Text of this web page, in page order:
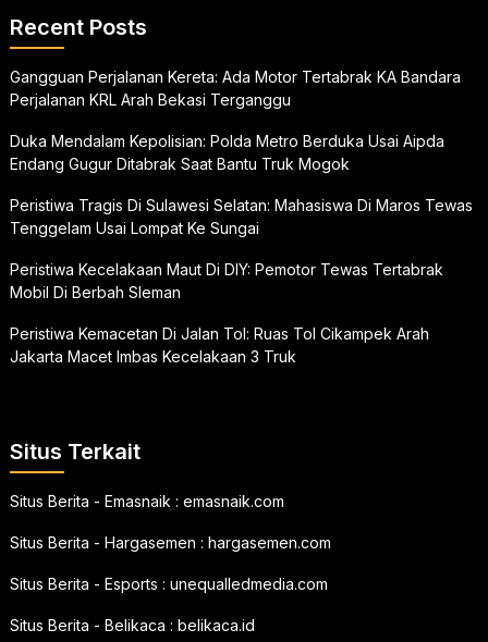
Recent Posts
Gangguan Perjalanan Kereta: Ada Motor Tertabrak KA Bandara
Perjalanan KRL Arah Bekasi Terganggu
Duka Mendalam Kepolisian: Polda Metro Berduka Usai Aipda
Endang Gugur Ditabrak Saat Bantu Truk Mogok
Peristiwa Tragis Di Sulawesi Selatan: Mahasiswa Di Maros Tewas
Tenggelam Usai Lompat Ke Sungai
Peristiwa Kecelakaan Maut Di DIY: Pemotor Tewas Tertabrak
Mobil Di Berbah Sleman
Peristiwa Kemacetan Di Jalan Tol: Ruas Tol Cikampek Arah
Jakarta Macet Imbas Kecelakaan 3 Truk
Situs Terkait
Situs Berita - Emasnaik : emasnaik.com
Situs Berita - Hargasemen : hargasemen.com
Situs Berita - Esports : unequalledmedia.com
Situs Berita - Belikaca : belikaca.id